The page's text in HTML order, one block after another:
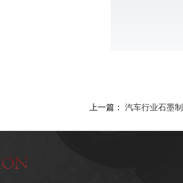
上一篇： 汽车行业石墨